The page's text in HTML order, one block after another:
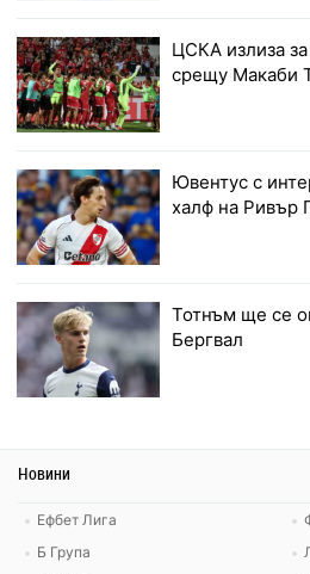
ЦСКА излиза
срещу Макаби
Ювентус с
халф на Ривър
Тотнъм ще се
Бергвал
Новини
Ефбет Лига
Б Група